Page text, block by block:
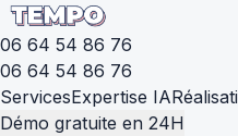
06 64 54 86 76
06 64 54 86 76
ServicesExpertise IA
Démo gratuite en 24H